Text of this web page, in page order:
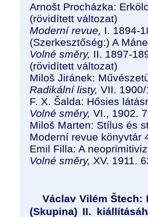
Arnošt Procházka:
(rövidített változat)
Moderní revue, I. 1894-
(Szerkesztőség:) A
Volné směry, II. 1897-
(rövidített változat)
Miloš Jiránek:
Radikální listy, VII.
F. X. Šalda: Hősies
Volné směry, VI., 1902.
Miloš Marten: Stílus és
Moderní revue könyvtár
Emil Filla: A
Volné smĕry, XV. 1911.
Václav Vilém Štech:
(Skupina) II.